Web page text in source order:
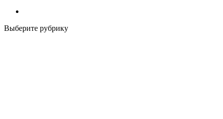
Выберите рубрику